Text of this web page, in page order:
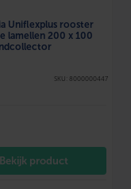
Uniflexplus rooster
lamellen 200 x 100
SKU: 8000000447
Bekijk product